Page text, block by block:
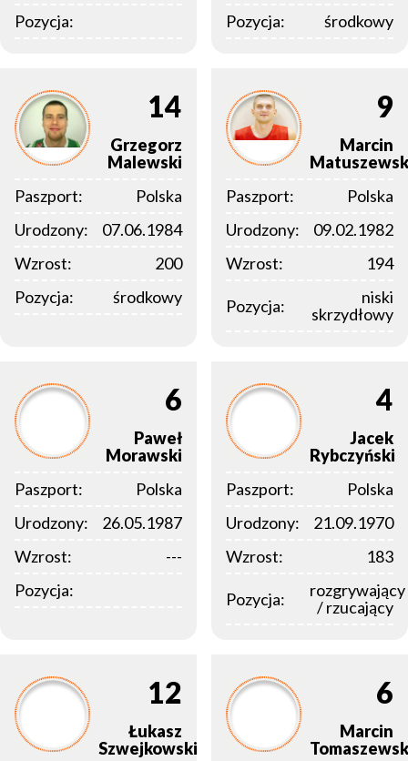
Pozycja: Pozycja: środkowy
14
Grzegorz
Malewski
Paszport:
Polska
Urodzony:
07.06.1984
Wzrost:
200
Pozycja:
środkowy
9
Marcin
Paszport:
Polska
Urodzony:
09.02.1982
Wzrost:
194
Pozycja:
niski
skrzydłowy
6
Paweł
Morawski
Paszport:
Polska
Urodzony:
26.05.1987
Wzrost:
---
Pozycja:
4
Jacek
Rybczyński
Paszport:
Polska
Urodzony:
21.09.1970
Wzrost:
183
Pozycja:
rozgrywający
/ rzucający
12
Łukasz
Szwejkowski
6
Marcin